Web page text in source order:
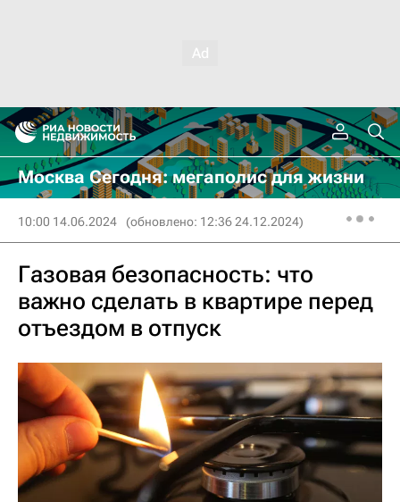
Москва Сегодня: мегаполис для жизни
10:00 14.06.2024 (обновлено: 12:36 24.12.2024)
Газовая безопасность: что
важно сделать в квартире перед
отъездом в отпуск